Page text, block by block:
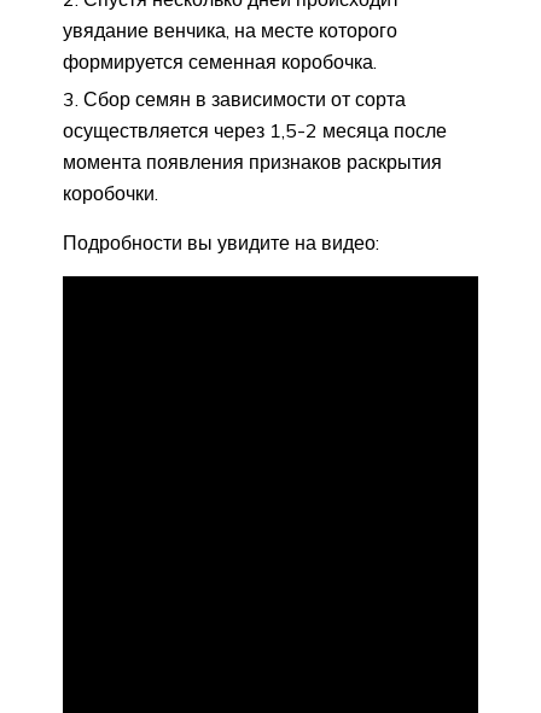
увядание венчика, на месте которого
формируется семенная коробочка.
Сбор семян в зависимости от сорта
осуществляется через 1,5-2 месяца после
момента появления признаков раскрытия
коробочки.
Подробности вы увидите на видео: